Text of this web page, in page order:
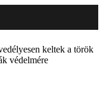
keltek a török
védelmére